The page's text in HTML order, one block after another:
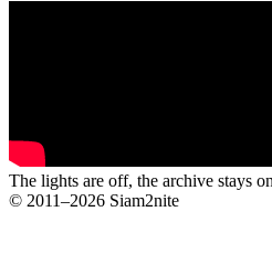
The lights are off, the archive stays on
© 2011–2026 Siam2nite